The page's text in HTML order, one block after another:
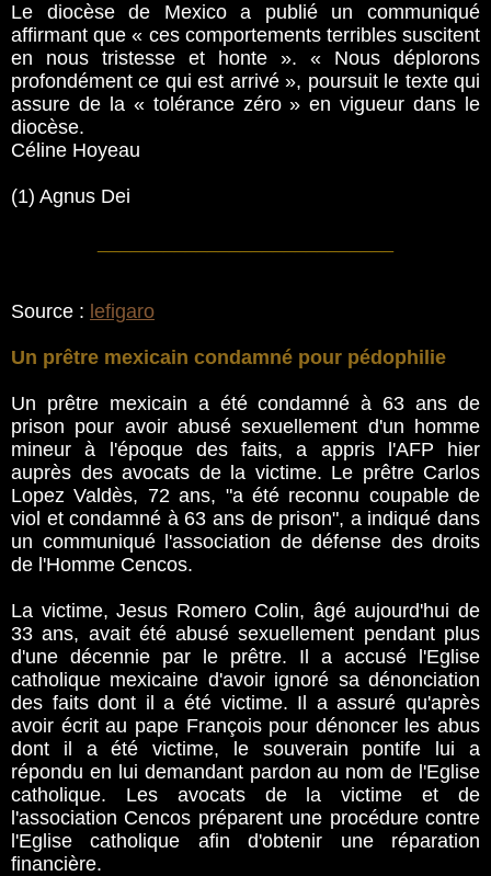
Le diocèse de Mexico a publié un communiqué
affirmant que « ces comportements terribles suscitent
en nous tristesse et honte ». « Nous déplorons
profondément ce qui est arrivé », poursuit le texte qui
assure de la « tolérance zéro » en vigueur dans le
diocèse.
Céline Hoyeau
(1) Agnus Dei
Source : lefigaro
Un prêtre mexicain condamné pour pédophilie
Un prêtre mexicain a été condamné à 63 ans de
prison pour avoir abusé sexuellement d'un homme
mineur à l'époque des faits, a appris l'AFP hier
auprès des avocats de la victime. Le prêtre Carlos
Lopez Valdès, 72 ans, "a été reconnu coupable de
viol et condamné à 63 ans de prison", a indiqué dans
un communiqué l'association de défense des droits
de l'Homme Cencos.
La victime, Jesus Romero Colin, âgé aujourd'hui de
33 ans, avait été abusé sexuellement pendant plus
d'une décennie par le prêtre. Il a accusé l'Eglise
catholique mexicaine d'avoir ignoré sa dénonciation
des faits dont il a été victime. Il a assuré qu'après
avoir écrit au pape François pour dénoncer les abus
dont il a été victime, le souverain pontife lui a
répondu en lui demandant pardon au nom de l'Eglise
catholique. Les avocats de la victime et de
l'association Cencos préparent une procédure contre
l'Eglise catholique afin d'obtenir une réparation
financière.